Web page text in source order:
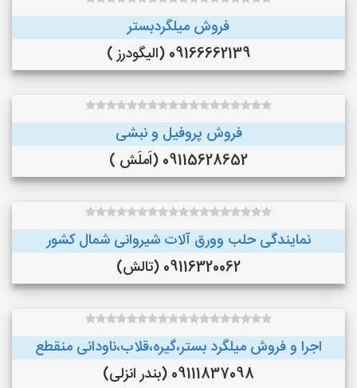
فروش میلگردبستر
09166662139 (الیگودرز )
فروش پروفیل و نبشی
09115628652 (اَملَش )
نمایندگی حلب وورق آلات شیروانی شمال کشور
09116320062 (تالش)
اجرا و فروش میلگرد بستر،گیره،قلاب،ناودانی منقطع
09111837098 (بندر انزلی)